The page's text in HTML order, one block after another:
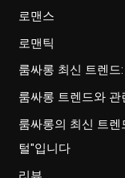
로맨스
로맨틱
룸싸롱 최신 트렌드
룸싸롱 트렌드와
룸싸롱의 최신 트
털"입니다